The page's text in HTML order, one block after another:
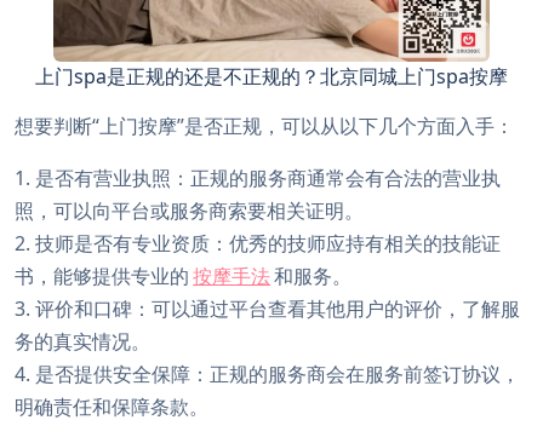
上门spa是正规的还是不正规的？北京同城上门spa按摩
想要判断“上门按摩”是否正规，可以从以下几个方面入手：
1. 是否有营业执照：正规的服务商通常会有合法的营业执
照，可以向平台或服务商索要相关证明。
2. 技师是否有专业资质：优秀的技师应持有相关的技能证
书，能够提供专业的按摩手法和服务。
3. 评价和口碑：可以通过平台查看其他用户的评价，了解服
务的真实情况。
4. 是否提供安全保障：正规的服务商会在服务前签订协议，
明确责任和保障条款。